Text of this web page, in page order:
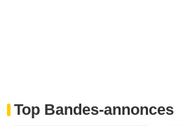
Top Bandes-annonces